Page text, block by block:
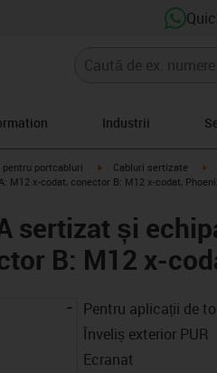
Industrii
arrow-right
pentru portcabluri igus-icon-arrow-right
Cabluri sertizate
M12 x-codat, conector B: M12 x-codat,
sertizat și
B: M12 x-
Pentru aplicații de
Înveliș exterior PUR
Ecranat